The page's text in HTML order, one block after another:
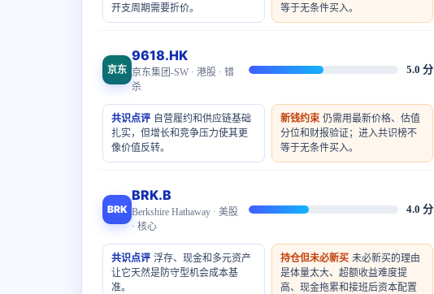
开支周期需要折价。
等于无条件买入。
京东
9618.HK
京东集团-SW · 港股 · 错
杀
5.0 分
共识点评 自营履约和供应链基础
扎实，但增长和竞争压力使其更
像价值反转。
新钱约束 仍需用最新价格、估值
分位和财报验证；进入共识榜不
等于无条件买入。
BRK
BRK.B
Berkshire Hathaway · 美股
· 核心
4.0 分
共识点评 浮存、现金和多元资产
让它天然是防守型机会成本基
准。
持仓但未必新买 未必新买的理由
是体量太大、超额收益难度提
高、现金拖累和接班后资本配置